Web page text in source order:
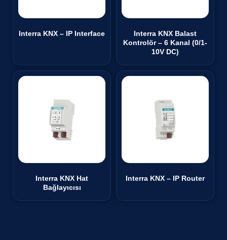
Interra KNX – IP Interface
Interra KNX Balast
Kontrolör – 6 Kanal (0/1-
10V DC)
Interra KNX Hat
Bağlayıcısı
Interra KNX – IP Router